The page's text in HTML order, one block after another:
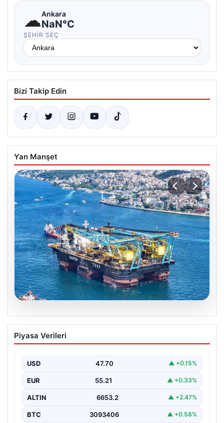
☁Ankara
NaN°C
ŞEHIR SEÇ
Bizi Takip Edin
Yan Manşet
İstanbul Boğazı’ndan bir dev geçti.
Köprülerin altından geçebilmek için
Piyasa Verileri
USD 47.70 ▲ +0.15%
EUR 55.21 ▲ +0.33%
ALTIN 6653.2 ▲ +2.47%
BTC 3093406 ▲ +0.58%